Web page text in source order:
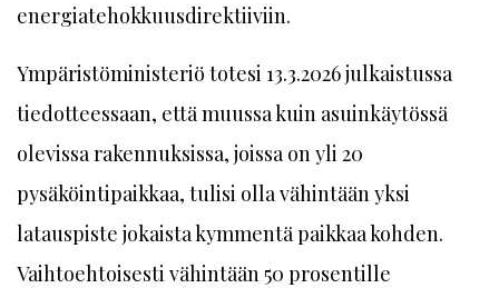
energiatehokkuusdirektiiviin.
Ympäristöministeriö totesi 13.3.2026 julkaistussa
tiedotteessaan, että muussa kuin asuinkäytössä
olevissa rakennuksissa, joissa on yli 20
pysäköintipaikkaa, tulisi olla vähintään yksi
latauspiste jokaista kymmentä paikkaa kohden.
Vaihtoehtoisesti vähintään 50 prosentille